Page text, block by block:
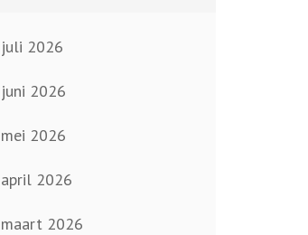
juli 2026
juni 2026
mei 2026
april 2026
maart 2026